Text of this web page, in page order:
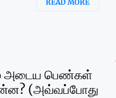
READ MORE
அடைய பெண்கள்
(அவ்வப்போது